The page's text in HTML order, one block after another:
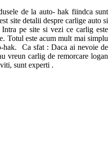
de la auto- hak fiindca sunt
site detalii despre carlige auto si
pe site si vezi ce carlig este
Totul este acum mult mai simplu
hak. Ca sfat : Daca ai nevoie de
vreun carlig de remorcare logan
sunt experti .